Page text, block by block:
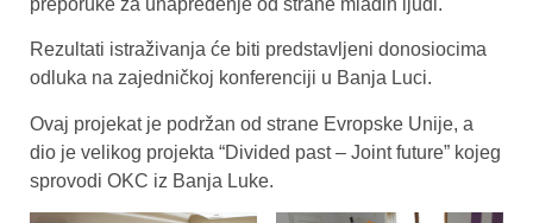
preporuke za unapređenje od strane mladih ljudi.
Rezultati istraživanja će biti predstavljeni donosiocima
odluka na zajedničkoj konferenciji u Banja Luci.
Ovaj projekat je podržan od strane Evropske Unije, a
dio je velikog projekta “Divided past – Joint future” kojeg
sprovodi OKC iz Banja Luke.